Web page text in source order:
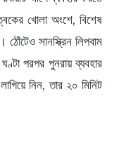
খোলা অংশে, বিশেষ
সানস্ক্রিন লিপবাম
পরপর পুনরায় ব্যবহার
নিন, তার ২০ মিনিট